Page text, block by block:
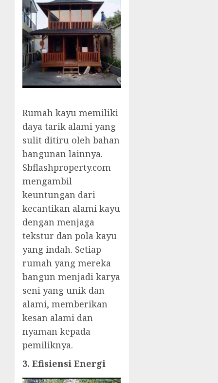
Rumah kayu memiliki
daya tarik alami yang
sulit ditiru oleh bahan
bangunan lainnya.
Sbflashproperty.com
mengambil
keuntungan dari
kecantikan alami kayu
dengan menjaga
tekstur dan pola kayu
yang indah. Setiap
rumah yang mereka
bangun menjadi karya
seni yang unik dan
alami, memberikan
kesan alami dan
nyaman kepada
pemiliknya.
3. Efisiensi Energi